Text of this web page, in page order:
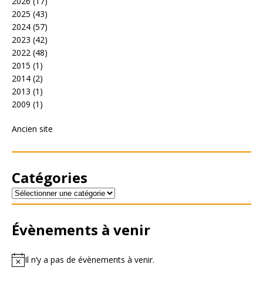
2025 (43)
2024 (57)
2023 (42)
2022 (48)
2015 (1)
2014 (2)
2013 (1)
2009 (1)
Ancien site
Catégories
Évènements à venir
Il n’y a pas de évènements à venir.